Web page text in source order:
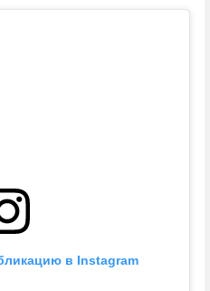
в Instagram